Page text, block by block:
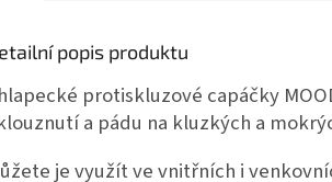
popis produktu
protiskluzové capáčky
a pádu na kluzkých a
je využít ve vnitřních i